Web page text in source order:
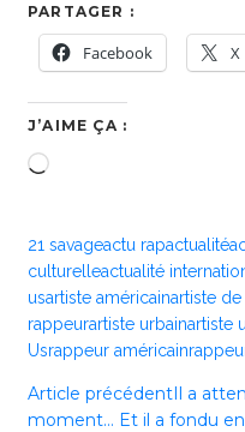
PARTAGER :
Facebook X
J’AIME ÇA :
Chargement…
21 savageactu rapactualité
culturelleactualité
usartiste américainartiste de
rappeurartiste urbainartiste
Usrappeur américain
Article précédentIl a
moment… Et il a fondu